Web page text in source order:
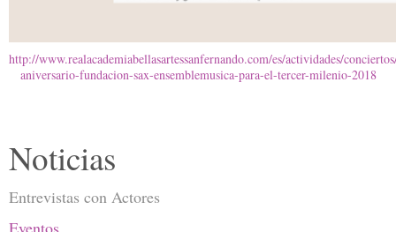
http://www.realacademiabellasartessanfernando.com/es/actividades/
aniversario-fundacion-sax-ensemblemusica-para-el-tercer-milenio-2018
Noticias
Entrevistas con Actores
Eventos